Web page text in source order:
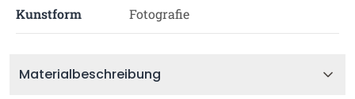
Kunstform Fotografie
Materialbeschreibung